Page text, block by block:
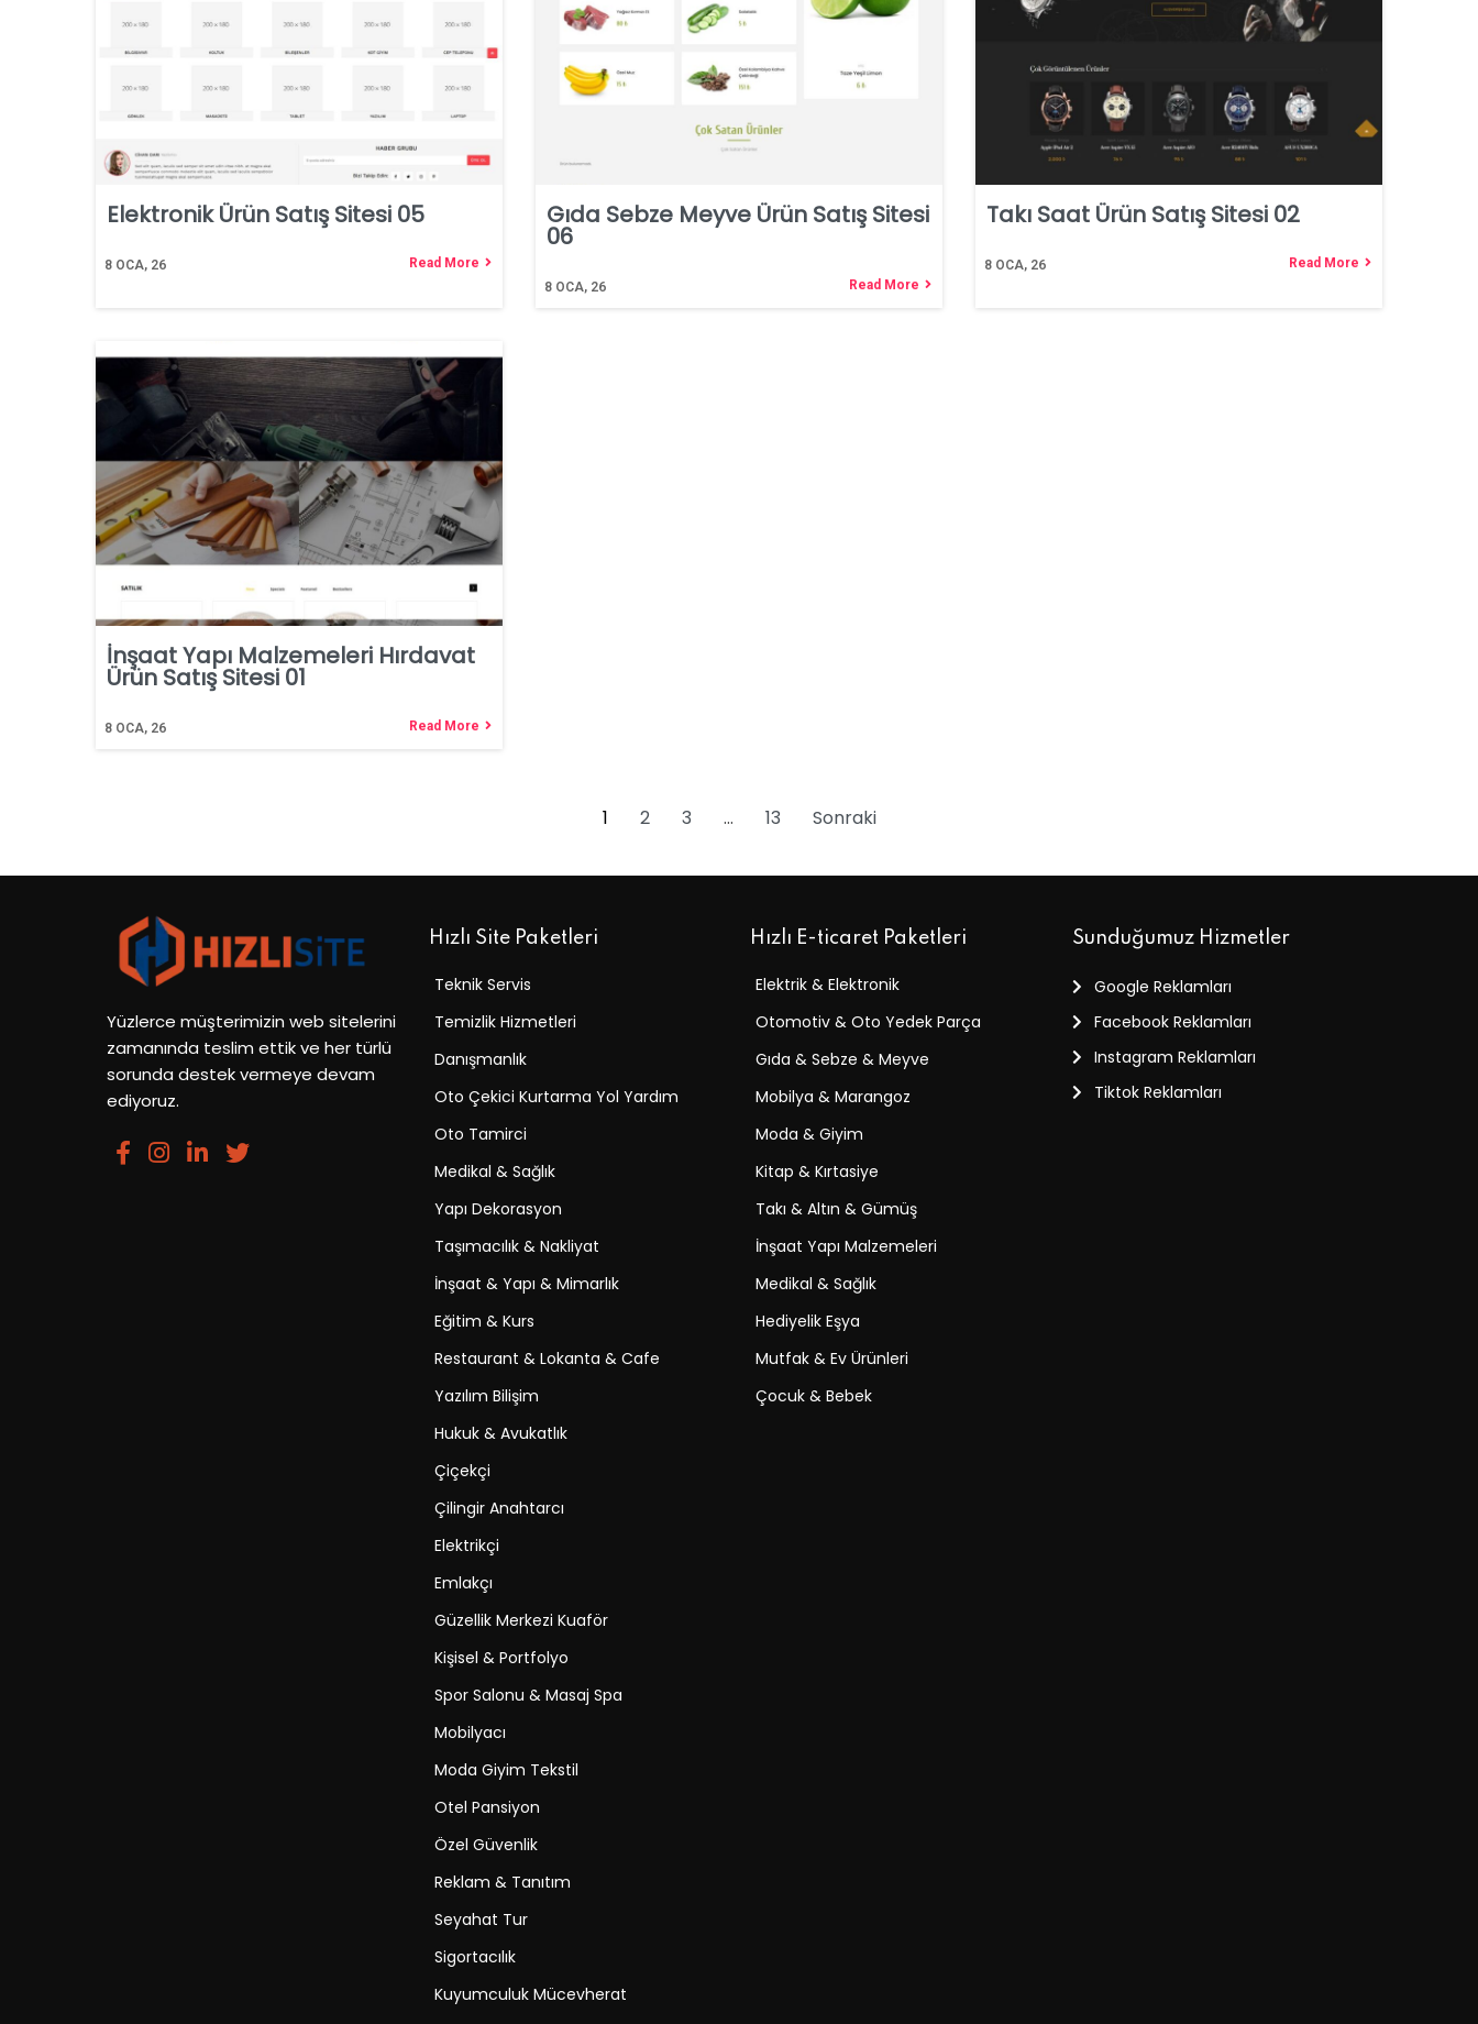
Elektronik Ürün Satış Sitesi 05
8 OCA, 26 Read More
Gıda Sebze Meyve Ürün Satış Sitesi
06
8 OCA, 26 Read More
Takı Saat Ürün Satış Sitesi 02
8 OCA, 26 Read More
İnşaat Yapı Malzemeleri Hırdavat
Ürün Satış Sitesi 01
8 OCA, 26 Read More
1 2 3 … 13 Sonraki
Yüzlerce müşterimizin web sitelerini
zamanında teslim ettik ve her türlü
sorunda destek vermeye devam
ediyoruz.
Hızlı Site Paketleri
Teknik Servis
Temizlik Hizmetleri
Danışmanlık
Oto Çekici Kurtarma Yol Yardım
Oto Tamirci
Medikal & Sağlık
Yapı Dekorasyon
Taşımacılık & Nakliyat
İnşaat & Yapı & Mimarlık
Eğitim & Kurs
Restaurant & Lokanta & Cafe
Yazılım Bilişim
Hukuk & Avukatlık
Çiçekçi
Çilingir Anahtarcı
Elektrikçi
Emlakçı
Güzellik Merkezi Kuaför
Kişisel & Portfolyo
Spor Salonu & Masaj Spa
Mobilyacı
Moda Giyim Tekstil
Otel Pansiyon
Özel Güvenlik
Reklam & Tanıtım
Seyahat Tur
Sigortacılık
Kuyumculuk Mücevherat
Hızlı E-ticaret Paketleri
Elektrik & Elektronik
Otomotiv & Oto Yedek Parça
Gıda & Sebze & Meyve
Mobilya & Marangoz
Moda & Giyim
Kitap & Kırtasiye
Takı & Altın & Gümüş
İnşaat Yapı Malzemeleri
Medikal & Sağlık
Hediyelik Eşya
Mutfak & Ev Ürünleri
Çocuk & Bebek
Sunduğumuz Hizmetler
Google Reklamları
Facebook Reklamları
Instagram Reklamları
Tiktok Reklamları